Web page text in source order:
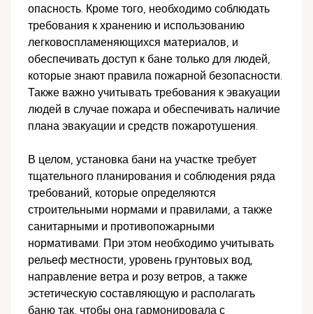
опасность. Кроме того, необходимо соблюдать
требования к хранению и использованию
легковоспламеняющихся материалов, и
обеспечивать доступ к бане только для людей,
которые знают правила пожарной безопасности.
Также важно учитывать требования к эвакуации
людей в случае пожара и обеспечивать наличие
плана эвакуации и средств пожаротушения.
В целом, установка бани на участке требует
тщательного планирования и соблюдения ряда
требований, которые определяются
строительными нормами и правилами, а также
санитарными и противопожарными
нормативами. При этом необходимо учитывать
рельеф местности, уровень грунтовых вод,
направление ветра и розу ветров, а также
эстетическую составляющую и располагать
баню так, чтобы она гармонировала с